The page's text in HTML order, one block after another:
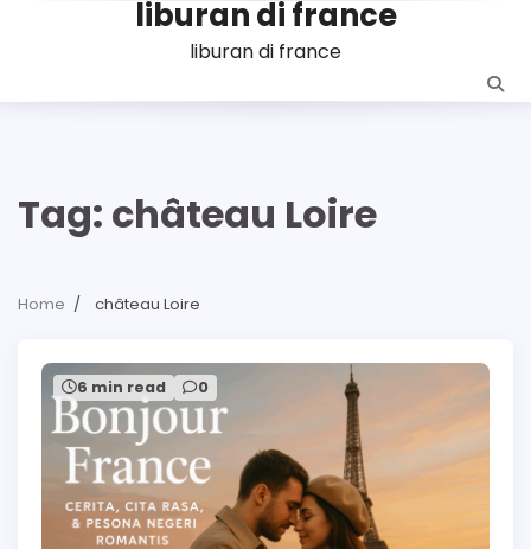
liburan di france
liburan di france
Tag: château Loire
Home château Loire
6 min read 0